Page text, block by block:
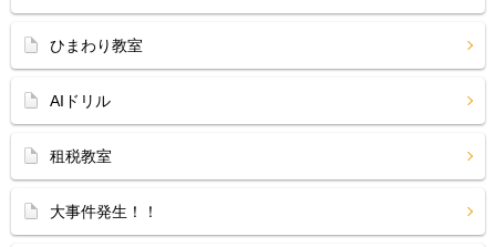
ひまわり教室
AIドリル
租税教室
大事件発生！！